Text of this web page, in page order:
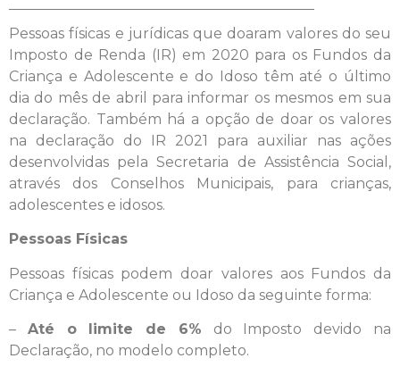
Pessoas físicas e jurídicas que doaram valores do seu
Imposto de Renda (IR) em 2020 para os Fundos da
Criança e Adolescente e do Idoso têm até o último
dia do mês de abril para informar os mesmos em sua
declaração. Também há a opção de doar os valores
na declaração do IR 2021 para auxiliar nas ações
desenvolvidas pela Secretaria de Assistência Social,
através dos Conselhos Municipais, para crianças,
adolescentes e idosos.
Pessoas Físicas
Pessoas físicas podem doar valores aos Fundos da
Criança e Adolescente ou Idoso da seguinte forma:
– Até o limite de 6% do Imposto devido na
Declaração, no modelo completo.